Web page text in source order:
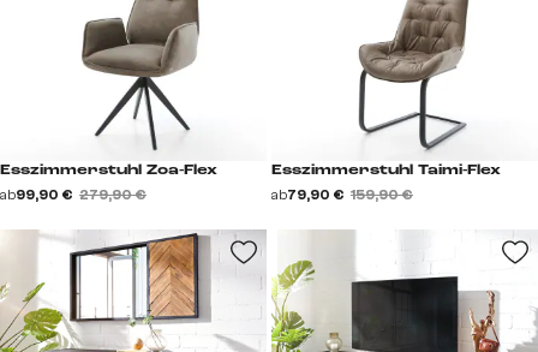
Esszimmerstuhl Zoa-Flex
ab99,90 € 279,90 €
Esszimmerstuhl Taimi-Flex
ab79,90 € 159,90 €